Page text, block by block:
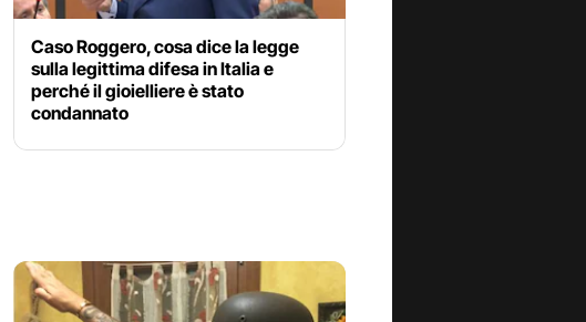
Caso Roggero, cosa dice la legge
sulla legittima difesa in Italia e
perché il gioielliere è stato
condannato